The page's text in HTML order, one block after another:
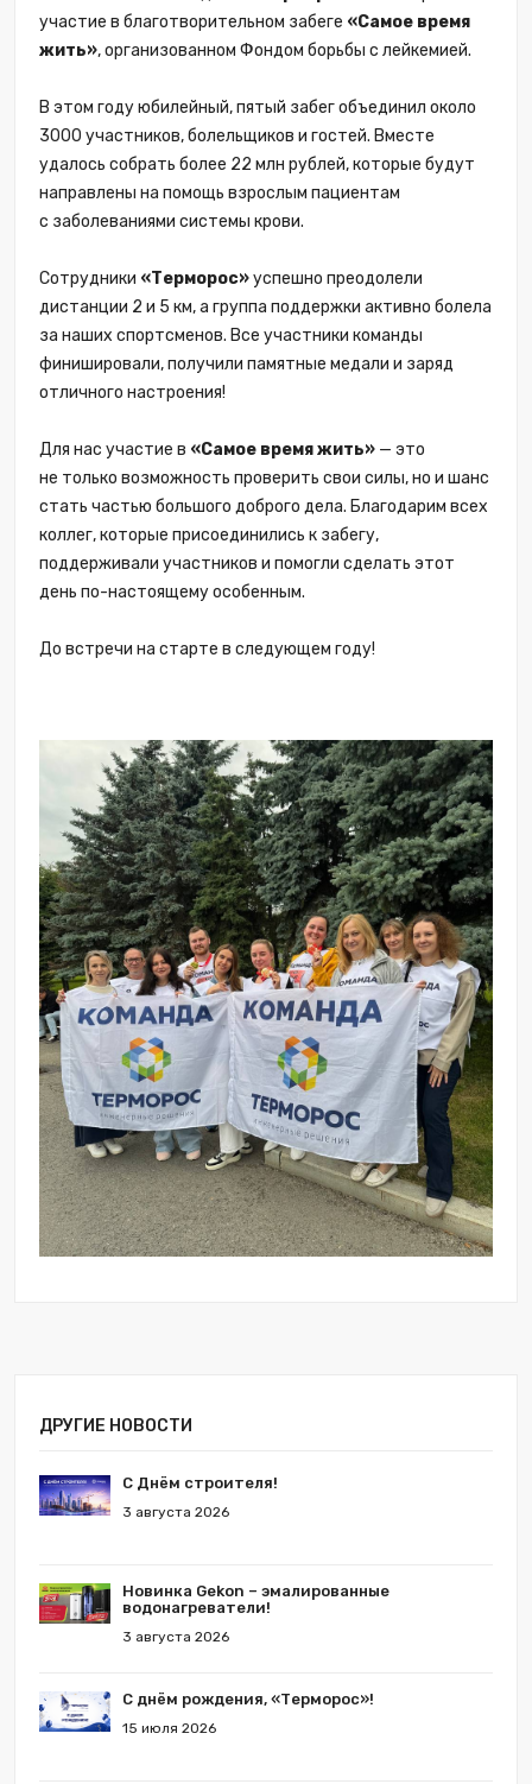
участие в благотворительном забеге «Самое время
жить», организованном Фондом борьбы с лейкемией.
В этом году юбилейный, пятый забег объединил около
3000 участников, болельщиков и гостей. Вместе
удалось собрать более 22 млн рублей, которые будут
направлены на помощь взрослым пациентам
с заболеваниями системы крови.
Сотрудники «Терморос»успешно преодолели
дистанции 2 и 5 км, а группа поддержки активно болела
за наших спортсменов. Все участники команды
финишировали, получили памятные медали и заряд
отличного настроения!
Для нас участие в «Самое время жить» — это
не только возможность проверить свои силы, но и шанс
стать частью большого доброго дела. Благодарим всех
коллег, которые присоединились к забегу,
поддерживали участников и помогли сделать этот
день по-настоящему особенным.
До встречи на старте в следующем году!
ДРУГИЕ НОВОСТИ
С Днём строителя!
3 августа 2026
Новинка Gekon – эмалированные
водонагреватели!
3 августа 2026
С днём рождения, «Терморос»!
15 июля 2026